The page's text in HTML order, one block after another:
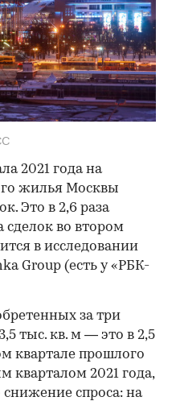
2021 года на
жилья Москвы
Это в 2,6 раза
сделок во втором
в исследовании
Group (есть у «РБК-
за три
тыс. кв. м — это в 2,5
квартале прошлого
кварталом 2021 года,
спроса: на